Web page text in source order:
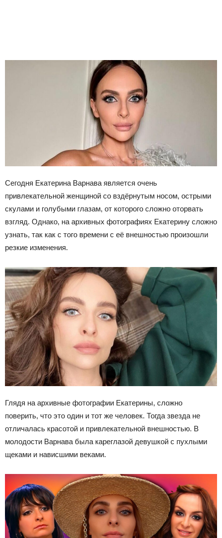
Сегодня Екатерина Варнава является очень
привлекательной женщиной со вздёрнутым носом, острыми
скулами и голубыми глазам, от которого сложно оторвать
взгляд. Однако, на архивных фотографиях Екатерину сложно
узнать, так как с того времени с её внешностью произошли
резкие изменения.
Глядя на архивные фотографии Екатерины, сложно
поверить, что это один и тот же человек. Тогда звезда не
отличалась красотой и привлекательной внешностью. В
молодости Варнава была кареглазой девушкой с пухлыми
щеками и нависшими веками.